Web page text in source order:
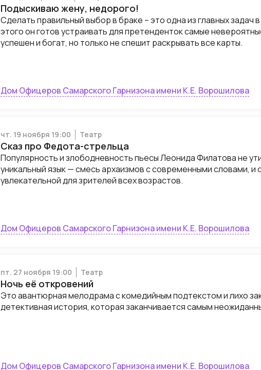
Подыскиваю жену, недорого!
Сделать правильный выбор в браке – это одна из главных задач
этого он готов устраивать для претенденток самые
успешен и богат, но только не спешит раскрывать все карты.
Дом Офицеров Самарского Гарнизона имени К.Е. Ворошилова
чт. 19 ноября 19:00 Театр
Сказ про Федота-стрельца
Популярность и злободневность пьесы Леонида Филатова не
уникальный язык — смесь архаизмов с современными словами,
увлекательной для зрителей всех возрастов.
Дом Офицеров Самарского Гарнизона имени К.Е. Ворошилова
пт. 27 ноября 19:00 Театр
Ночь её откровений
Это авантюрная мелодрама с комедийным подтекстом и лихо
детективная история, которая заканчивается самым
Дом Офицеров Самарского Гарнизона имени К.Е. Ворошилова